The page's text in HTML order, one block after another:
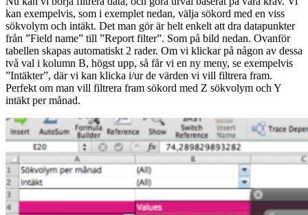
kan exempelvis, som i exemplet nedan, välja sökord med en viss
sökvolym och intäkt. Det man gör är helt enkelt att dra datapunkter
från ”Field name” till ”Report filter”. Som på bild nedan. Ovanför
tabellen skapas automatiskt 2 rader. Om vi klickar på någon av dessa
två val i kolumn B, högst upp, så får vi en ny meny, se exempelvis
”Intäkter”, där vi kan klicka i/ur de värden vi vill filtrera fram.
Perfekt om man vill filtrera fram sökord med Z sökvolym och Y
intäkt per månad.